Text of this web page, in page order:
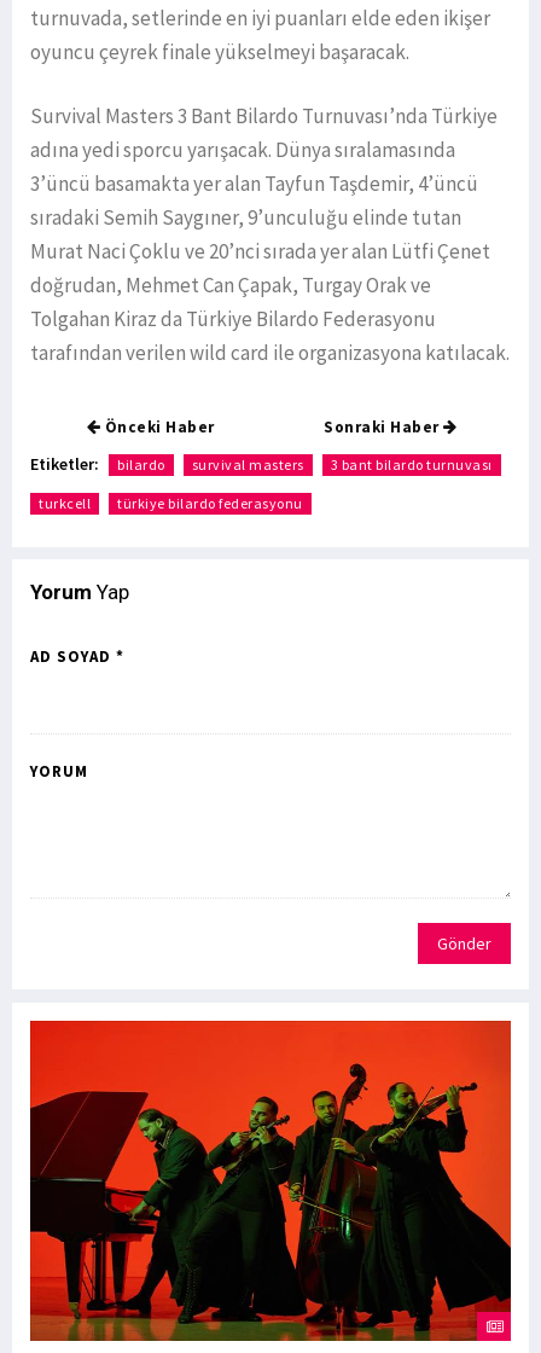
turnuvada, setlerinde en iyi puanları elde eden ikişer
oyuncu çeyrek finale yükselmeyi başaracak.
Survival Masters 3 Bant Bilardo Turnuvası’nda Türkiye
adına yedi sporcu yarışacak. Dünya sıralamasında
3’üncü basamakta yer alan Tayfun Taşdemir, 4’üncü
sıradaki Semih Saygıner, 9’unculuğu elinde tutan
Murat Naci Çoklu ve 20’nci sırada yer alan Lütfi Çenet
doğrudan, Mehmet Can Çapak, Turgay Orak ve
Tolgahan Kiraz da Türkiye Bilardo Federasyonu
tarafından verilen wild card ile organizasyona katılacak.
Önceki Haber Sonraki Haber
Etiketler: bilardo survival masters 3 bant bilardo turnuvası
turkcell türkiye bilardo federasyonu
Yorum Yap
AD SOYAD *
YORUM
Gönder